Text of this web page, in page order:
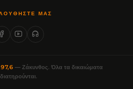
ΜΑΣ
— Ζάκυνθος. Όλα τα δικαιώματα
διατηρούνται.